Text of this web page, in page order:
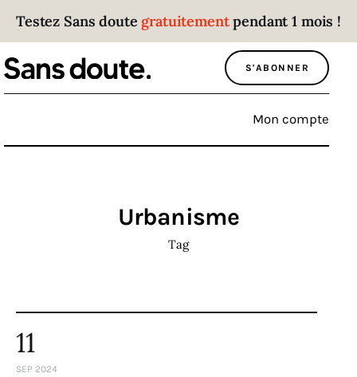
Testez Sans doute gratuitementpendant 1 mois !
S'ABONNER
Mon compte
Sans doute
Parce que plus personne n’écoute les gens
qui ont des choses à dire.
Politique
Sport
Société
Urbanisme
Tag
11
SEP 2024